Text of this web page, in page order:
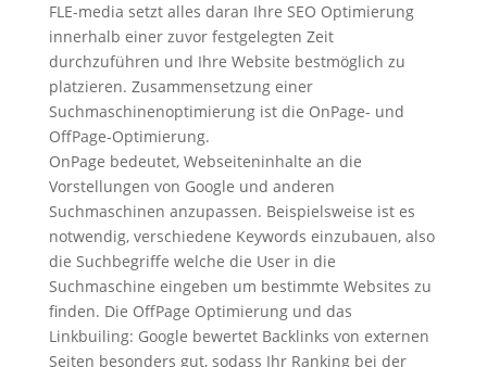
FLE-media setzt alles daran Ihre SEO Optimierung
innerhalb einer zuvor festgelegten Zeit
durchzuführen und Ihre Website bestmöglich zu
platzieren. Zusammensetzung einer
Suchmaschinenoptimierung ist die OnPage- und
OffPage-Optimierung.
OnPage bedeutet, Webseiteninhalte an die
Vorstellungen von Google und anderen
Suchmaschinen anzupassen. Beispielsweise ist es
notwendig, verschiedene Keywords einzubauen, also
die Suchbegriffe welche die User in die
Suchmaschine eingeben um bestimmte Websites zu
finden. Die OffPage Optimierung und das
Linkbuiling: Google bewertet Backlinks von externen
Seiten besonders gut, sodass Ihr Ranking bei der